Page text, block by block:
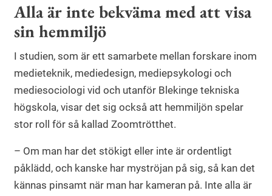
Alla är inte bekväma med att visa
sin hemmiljö
I studien, som är ett samarbete mellan forskare inom
medieteknik, mediedesign, mediepsykologi och
mediesociologi vid och utanför Blekinge tekniska
högskola, visar det sig också att hemmiljön spelar
stor roll för så kallad Zoomtrötthet.
– Om man har det stökigt eller inte är ordentligt
påklädd, och kanske har myströjan på sig, så kan det
kännas pinsamt när man har kameran på. Inte alla är